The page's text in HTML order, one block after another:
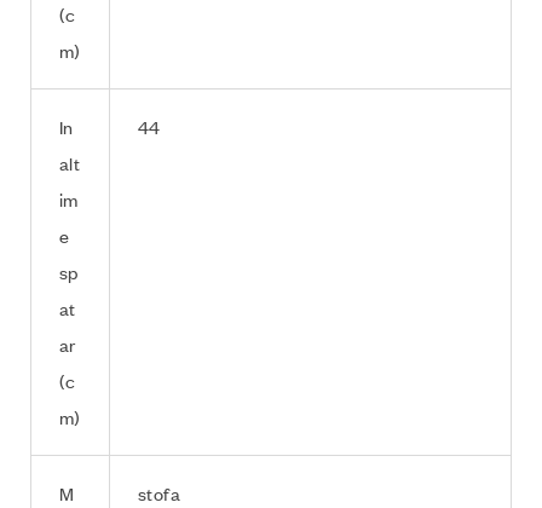
(c
m)
In
alt
im
e
sp
at
ar
(c
m)
44
M
stofa